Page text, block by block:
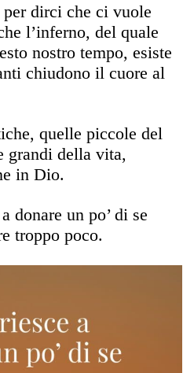
per dirci che ci vuole
l’inferno, del quale
nostro tempo, esiste
chiudono il cuore al
quelle piccole del
grandi della vita,
in Dio.
donare un po’ di se
troppo poco.